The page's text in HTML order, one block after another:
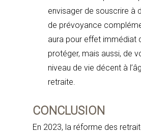
envisager de souscrire à
de prévoyance
aura pour effet immédiat
protéger, mais aussi, de
niveau de vie décent à
retraite.
CONCLUSION
En 2023, la réforme des